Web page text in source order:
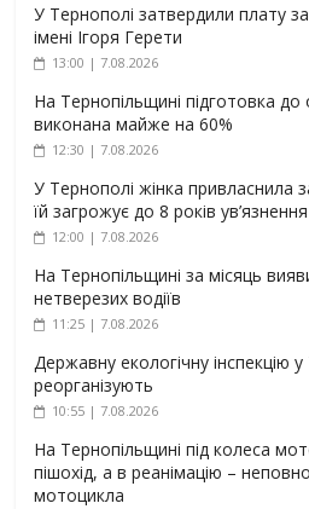
У Тернополі затвердили плату
імені Ігоря Герети
13:00 | 7.08.2026
На Тернопільщині підготовка
виконана майже на 60%
12:30 | 7.08.2026
У Тернополі жінка привласнила
їй загрожує до 8 років ув’язнення
12:00 | 7.08.2026
На Тернопільщині за місяць
нетверезих водіїв
11:25 | 7.08.2026
Державну екологічну інспекцію у
реорганізують
10:55 | 7.08.2026
На Тернопільщині під колеса
пішохід, а в реанімацію –
мотоцикла